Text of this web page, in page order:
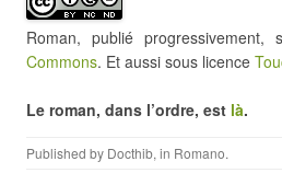
Roman, publié
Commons. Et aussi sous licence
Le roman, dans l’ordre, est là.
Published by Docthib, in Romano.